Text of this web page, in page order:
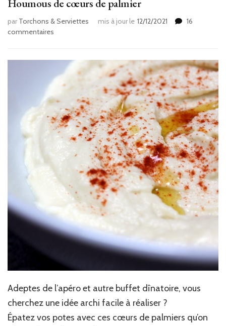
Houmous de cœurs de palmier
par Torchons & Serviettes mis à jour le 12/12/2021
16
commentaires
cœurs
de
palmier
Adeptes de l’apéro et autre buffet dînatoire, vous
cherchez une idée archi facile à réaliser ?
Épatez vos potes avec ces cœurs de palmiers qu’on